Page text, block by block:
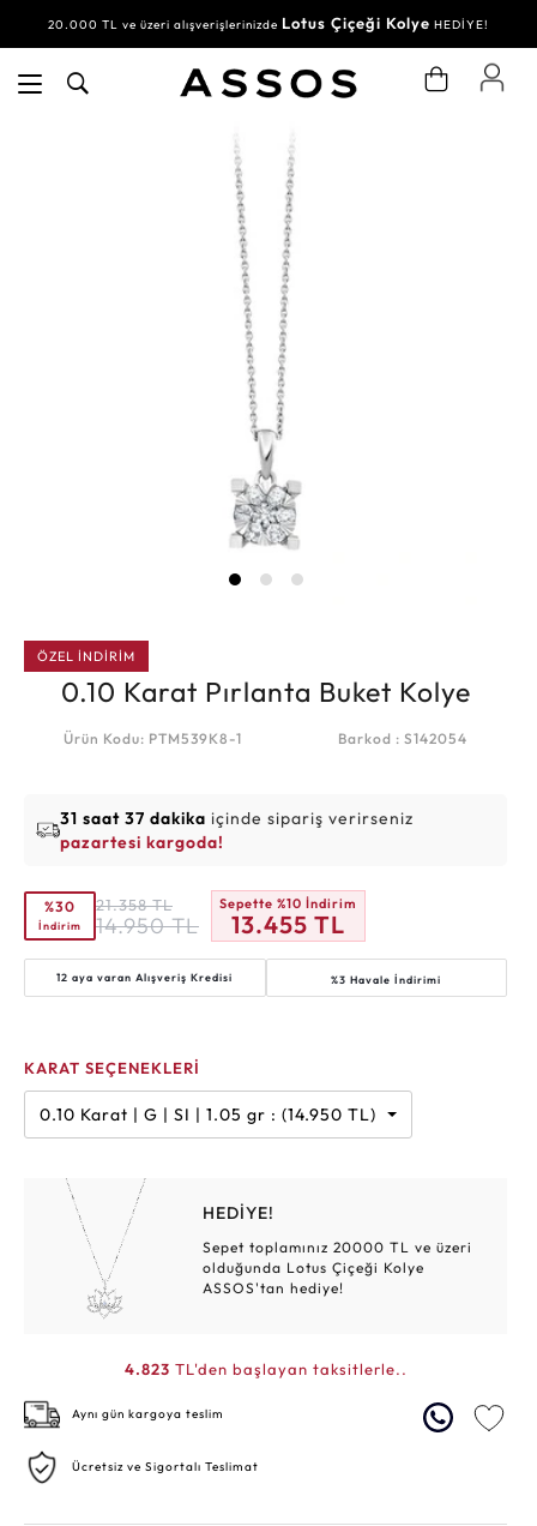
20.000 TL ve üzeri alışverişlerinizde Lotus Çiçeği Kolye HEDİYE!
ÖZEL İNDİRİM
0.10 Karat Pırlanta Buket Kolye
Ürün Kodu: PTM539K8-1 Barkod : S142054
31 saat 37 dakika içinde sipariş verirseniz
pazartesi kargoda!
%30
İndirim
21.358 TL
14.950 TL
Sepette %10 İndirim
13.455 TL
12 aya varanAlışveriş Kredisi %3 Havale İndirimi
KARAT SEÇENEKLERİ
0.10 Karat | G | SI | 1.05 gr : (14.950 TL)
HEDİYE!
Sepet toplamınız 20000 TL ve üzeri
olduğunda Lotus Çiçeği Kolye
ASSOS'tan hediye!
4.823 TL'den başlayan taksitlerle..
Aynı gün kargoya teslim
Ücretsiz ve Sigortalı Teslimat